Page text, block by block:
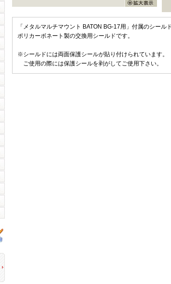
「メタルマルチマウント BATON BG-17用」付属のシール
ポリカーボネート製の交換用シールドです。
※シールドには両面保護シールが貼り付けられています。
ご使用の際には保護シールを剥がしてご使用下さい。